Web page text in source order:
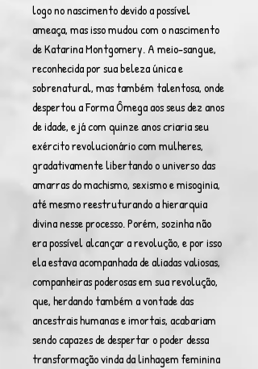
logo no nascimento devido a possível
ameaça, mas isso mudou com o nascimento
de Katarina Montgomery. A meio-sangue,
reconhecida por sua beleza única e
sobrenatural, mas também talentosa, onde
despertou a Forma Ômega aos seus dez anos
de idade, e já com quinze anos criaria seu
exército revolucionário com mulheres,
gradativamente libertando o universo das
amarras do machismo, sexismo e misoginia,
até mesmo reestruturando a hierarquia
divina nesse processo. Porém, sozinha não
era possível alcançar a revolução, e por isso
ela estava acompanhada de aliadas valiosas,
companheiras poderosas em sua revolução,
que, herdando também a vontade das
ancestrais humanas e imortais, acabariam
sendo capazes de despertar o poder dessa
transformação vinda da linhagem feminina